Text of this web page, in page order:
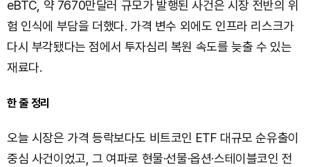
eBTC, 약 7670만달러 규모가 발행된 사건은 시장 전반의 위
험 인식에 부담을 더했다. 가격 변수 외에도 인프라 리스크가
다시 부각됐다는 점에서 투자심리 복원 속도를 늦출 수 있는
재료다.
한 줄 정리
오늘 시장은 가격 등락보다도 비트코인 ETF 대규모 순유출이
중심 사건이었고, 그 여파로 현물·선물·옵션·스테이블코인 전